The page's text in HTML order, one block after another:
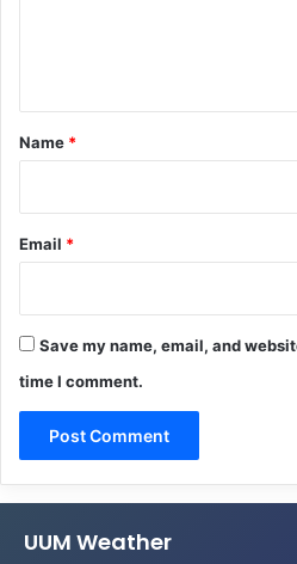
*
Name *
Email *
Save my name, email, and
time I comment.
UUM Weather